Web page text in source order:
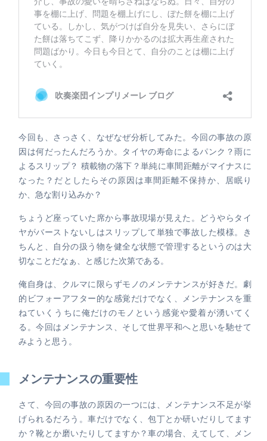
今回も、さっさく、なぜなぜ分析してみた。今回の事故の原
因は何だったんだろうか。タイヤの寿命によるパンク？雨に
よるスリップ？ 積載物の落下？単純に車間距離がマイナスに
なった？だとしたらその原因は車間距離不保持か、居眠り
か、急な割り込みか？
ちょうど座っていた席から事故現場が見えた。どうやらタイ
ヤがバーストないしはスリップして単独で事故した模様。き
ちんと、自分の扱う物を健全な状態で管理するというのは大
切なことだなぁ、と感じた次第である。
俺自身は、クルマに限らずモノのメンテナンスが好きだ。劇
的ビフォーアフター的な感覚だけでなく、メンテナンスを重
ねていくうちに俺だけのモノという感覚や愛着が湧いてく
る。今回はメンテナンス、そして世界平和へと思いを馳せて
みようと思う。
メンテナンスの重要性
さて、今回の事故の原因の一つには、メンテナンス不足が挙
げられるだろう。車だけでなく、包丁とか研いだりしてます
か？靴とか磨いたりしてますか？車の場合、えてして、メン